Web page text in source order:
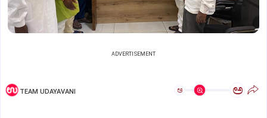
ADVERTISEMENT
TEAM UDAYAVANI ಅ ಅ